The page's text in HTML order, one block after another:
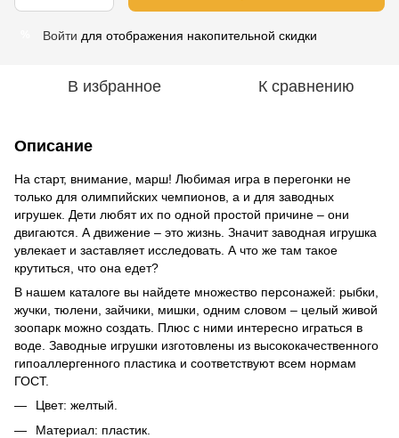
Войти для отображения накопительной скидки
В избранное К сравнению
Описание
На старт, внимание, марш! Любимая игра в перегонки не
только для олимпийских чемпионов, а и для заводных
игрушек. Дети любят их по одной простой причине – они
двигаются. А движение – это жизнь. Значит заводная игрушка
увлекает и заставляет исследовать. А что же там такое
крутиться, что она едет?
В нашем каталоге вы найдете множество персонажей: рыбки,
жучки, тюлени, зайчики, мишки, одним словом – целый живой
зоопарк можно создать. Плюс с ними интересно играться в
воде. Заводные игрушки изготовлены из высококачественного
гипоаллергенного пластика и соответствуют всем нормам
ГОСТ.
Цвет: желтый.
Материал: пластик.